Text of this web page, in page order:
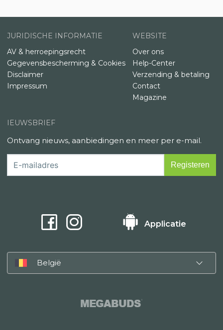
JURIDISCHE INFORMATIE
AV & herroepingsrecht
Gegevensbescherming & Cookies
Disclaimer
Impressum
WEBSITE
Over ons
Help-Center
Verzending & betaling
Contact
Magazine
IEUWSBRIEF
Ontvang nieuws, aanbiedingen en meer per e-mail.
Applicatie
België
MEGABUDS ®